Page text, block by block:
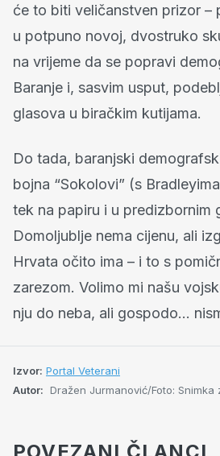
će to biti veličanstven prizor –
u potpuno novoj, dvostruko
na vrijeme da se popravi
Baranje i, sasvim usput,
glasova u biračkim kutijama.
Do tada, baranjski
bojna “Sokolovi” (s
tek na papiru i u predizbornim
Domoljublje nema cijenu, ali
Hrvata očito ima – i to s
zarezom. Volimo mi našu
nju do neba, ali gospodo…
Izvor: Portal Veterani
Autor: Dražen Jurmanović/Foto: Snimka
POVEZANI ČLANCI